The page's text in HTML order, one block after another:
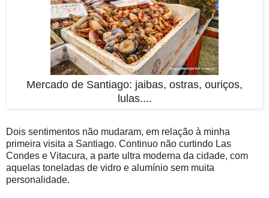
Mercado de Santiago: jaibas, ostras, ouriços,
lulas....
Dois sentimentos não mudaram, em relação à minha
primeira visita a Santiago. Continuo não curtindo Las
Condes e Vitacura, a parte ultra moderna da cidade, com
aquelas toneladas de vidro e alumínio sem muita
personalidade.